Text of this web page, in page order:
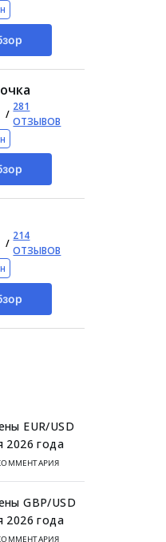
Prime
/
281
ОТЗЫВОВ
/
214
ОТЗЫВОВ
EUR/USD
2026 года
GBP/USD
2026 года